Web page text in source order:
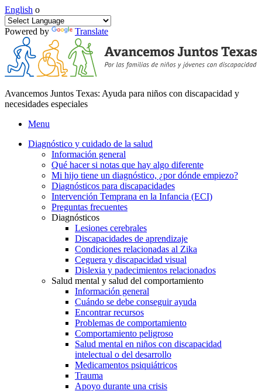
English o
Powered by Translate
Avancemos Juntos Texas: Ayuda para niños con discapacidad y
necesidades especiales
Menu
Diagnóstico y cuidado de la salud
Información general
Qué hacer si notas que hay algo diferente
Mi hijo tiene un diagnóstico, ¿por dónde empiezo?
Diagnósticos para discapacidades
Intervención Temprana en la Infancia (ECI)
Preguntas frecuentes
Diagnósticos
Lesiones cerebrales
Discapacidades de aprendizaje
Condiciones relacionadas al Zika
Ceguera y discapacidad visual
Dislexia y padecimientos relacionados
Salud mental y salud del comportamiento
Información general
Cuándo se debe conseguir ayuda
Encontrar recursos
Problemas de comportamiento
Comportamiento peligroso
Salud mental en niños con discapacidad
intelectual o del desarrollo
Medicamentos psiquiátricos
Trauma
Apoyo durante una crisis